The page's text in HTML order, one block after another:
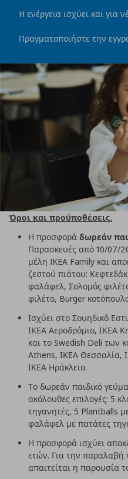
H ενέργεια ισχύει και για
Πραγματοποιήστε την
Όροι και προϋποθέσεις.
Η προσφορά δωρεάν
Παρασκευές από 10/07/
μέλη IKEA Family και
ζεστού πιάτου:
φαλάφελ, Σολομός
φιλέτο, Burger
Ισχύει στο Σουηδικό
ΙΚΕΑ Αεροδρόμιο, ΙΚΕΑ
και το Swedish Deli των
Athens, ΙΚΕΑ Θεσσαλία,
ΙΚΕΑ Ηράκλειο.
Το δωρεάν παιδικό
ακόλουθες επιλογές: 5
τηγανητές, 5 Plantballs
φαλάφελ με πατάτες
Η προσφορά ισχύει
ετών. Για την παραλαβή
απαιτείται η παρουσία